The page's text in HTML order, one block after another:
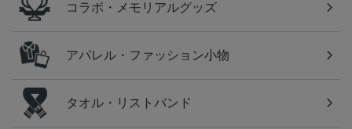
コラボ・メモリアルグッズ
アパレル・ファッション小物
タオル・リストバンド